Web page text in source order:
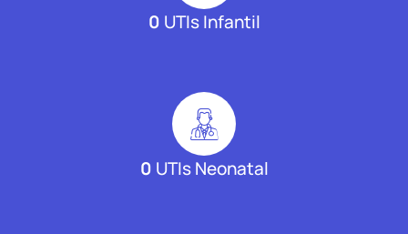
0 UTIs Infantil
0 UTIs Neonatal